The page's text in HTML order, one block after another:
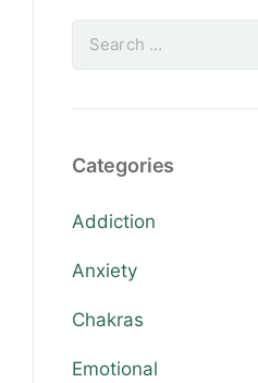
Categories
Addiction
Anxiety
Chakras
Emotional